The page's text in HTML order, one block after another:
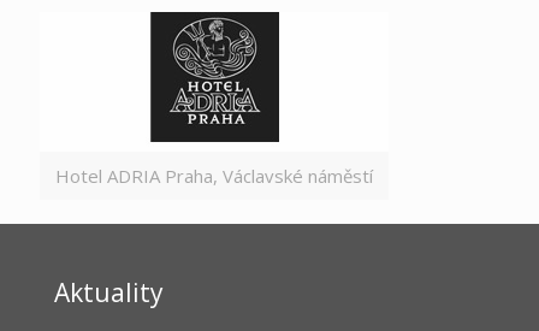
Hotel ADRIA Praha, Václavské náměstí
Aktuality